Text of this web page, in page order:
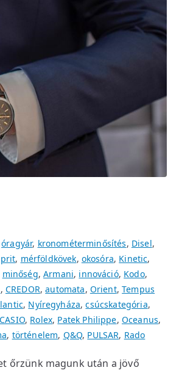
óragyár, kronométerminősítés, Disel,
, mérföldkövek, okosóra, Kinetic,
minőség,Armani, innováció, Kodo,
, CREDOR,automata, Orient,Tempus
, Nyíregyháza,csúcskategória,
CASIO, Rolex, Patek Philippe, Oceanus,
, történelem, Q&Q, PULSAR, Rado
őrzünk magunk után a jövő